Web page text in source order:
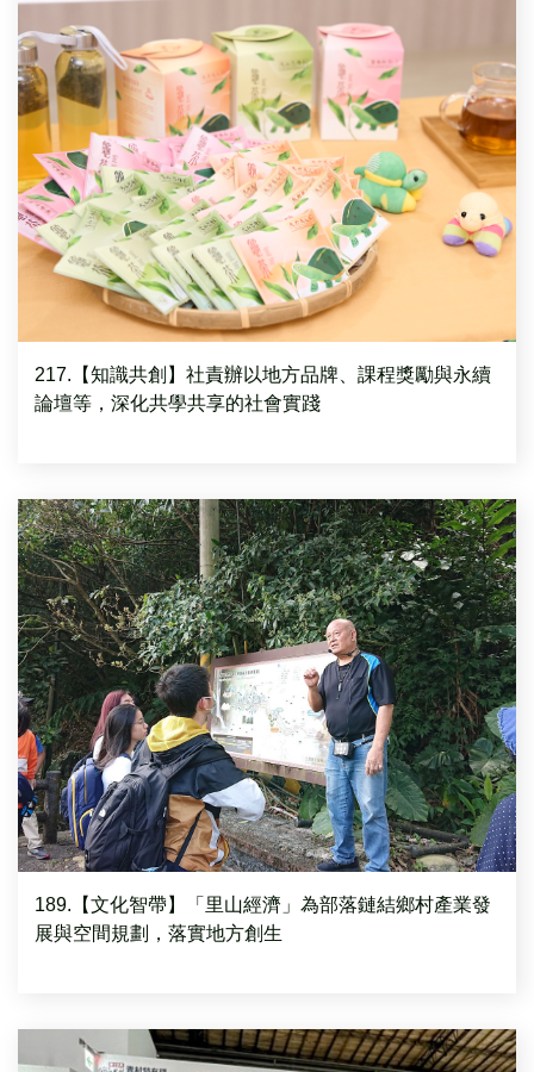
217.【知識共創】社責辦以地方品牌、課程獎勵與永續
論壇等，深化共學共享的社會實踐
189.【文化智帶】「里山經濟」為部落鏈結鄉村產業發
展與空間規劃，落實地方創生